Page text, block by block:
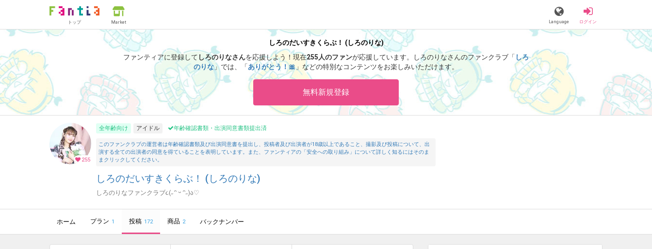
トップ Market Language ログイン
しろのだいすきくらぶ！ (しろのりな)
ファンティアに登録して しろのりなさんを応援しよう！現在255人のファンが応援しています。 しろのりなさんのファンクラブ「 しろ
のりな」では、「ありがとう！🎀」などの特別なコンテンツをお楽しみいただけます。
無料新規登録
255
全年齢向け アイドル 年齢確認書類・出演同意書類提出済
このファンクラブの運営者は年齢確認書類及び出演同意書を提出し、投稿者及び出演者が18歳以上であること、撮影及び投稿について、出
演する全ての出演者の同意を得ていることを表明しています。また、ファンティアの「安全への取り組み」について詳しく知るにはそのま
まクリックしてください。
しろのだいすきくらぶ！ (しろのりな)
しろのりなファンクラブ૮(˶ᵔ ᵕ ᵔ˶)ა♡
ホーム プラン 1 投稿 172 商品 2 バックナンバー